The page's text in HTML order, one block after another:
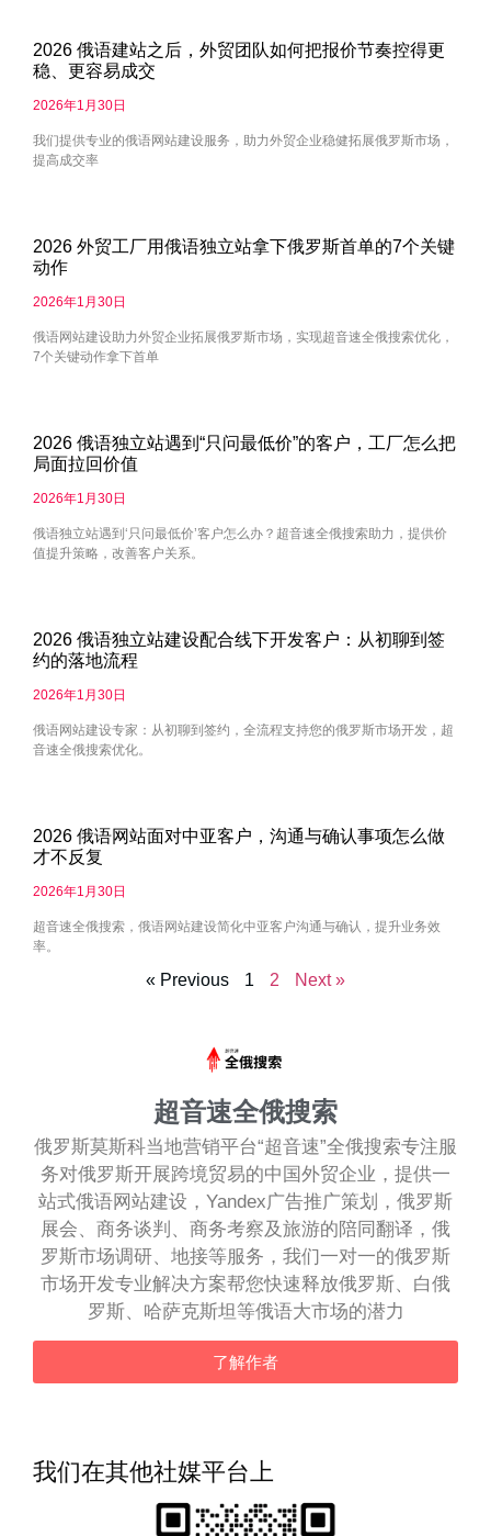
2026 俄语建站之后，外贸团队如何把报价节奏控得更
稳、更容易成交
2026年1月30日
我们提供专业的俄语网站建设服务，助力外贸企业稳健拓展俄罗斯市场，
提高成交率
2026 外贸工厂用俄语独立站拿下俄罗斯首单的7个关键
动作
2026年1月30日
俄语网站建设助力外贸企业拓展俄罗斯市场，实现超音速全俄搜索优化，
7个关键动作拿下首单
2026 俄语独立站遇到“只问最低价”的客户，工厂怎么把
局面拉回价值
2026年1月30日
俄语独立站遇到‘只问最低价’客户怎么办？超音速全俄搜索助力，提供价
值提升策略，改善客户关系。
2026 俄语独立站建设配合线下开发客户：从初聊到签
约的落地流程
2026年1月30日
俄语网站建设专家：从初聊到签约，全流程支持您的俄罗斯市场开发，超
音速全俄搜索优化。
2026 俄语网站面对中亚客户，沟通与确认事项怎么做
才不反复
2026年1月30日
超音速全俄搜索，俄语网站建设简化中亚客户沟通与确认，提升业务效
率。
« Previous 1 2 Next »
超音速全俄搜索
俄罗斯莫斯科当地营销平台“超音速”全俄搜索专注服
务对俄罗斯开展跨境贸易的中国外贸企业，提供一
站式俄语网站建设，Yandex广告推广策划，俄罗斯
展会、商务谈判、商务考察及旅游的陪同翻译，俄
罗斯市场调研、地接等服务，我们一对一的俄罗斯
市场开发专业解决方案帮您快速释放俄罗斯、白俄
罗斯、哈萨克斯坦等俄语大市场的潜力
了解作者
我们在其他社媒平台上